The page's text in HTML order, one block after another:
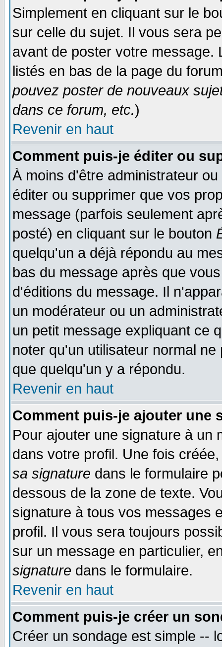
Simplement en cliquant sur le
sur celle du sujet. Il vous sera
avant de poster votre
listés en bas de la page du
pouvez poster de nouveaux
dans ce forum, etc.)
Revenir en haut
Comment puis-je éditer ou
À moins d'être administrateur
éditer ou supprimer que vos
message (parfois seulement
posté) en cliquant sur le bouton
quelqu'un a déjà répondu au
bas du message après que
d'éditions du message. Il
un modérateur ou un
un petit message expliquant ce
noter qu'un utilisateur normal
que quelqu'un y a répondu.
Revenir en haut
Comment puis-je ajouter une
Pour ajouter une signature à un
dans votre profil. Une fois
sa signature dans le formulaire
dessous de la zone de texte.
signature à tous vos messages
profil. Il vous sera toujours
sur un message en particulier,
signature dans le formulaire.
Revenir en haut
Comment puis-je créer un
Créer un sondage est simple --